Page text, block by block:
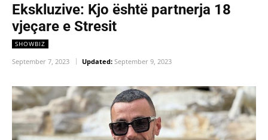
Ekskluzive: Kjo është partnerja 18
vjeçare e Stresit
SHOWBIZ
September 7, 2023 Updated: September 9, 2023